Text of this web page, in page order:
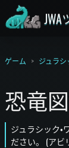
ゲーム ジュラシ
恐竜
ジュラシック
ださい。 (アビ